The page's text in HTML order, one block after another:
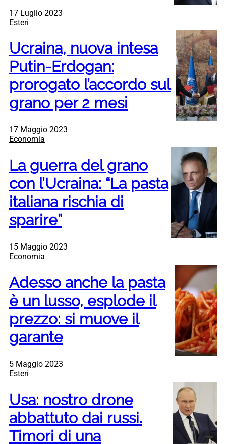
17 Luglio 2023
Esteri
Ucraina, nuova intesa
Putin-Erdogan:
prorogato l’accordo sul
grano per 2 mesi
17 Maggio 2023
Economia
La guerra del grano
con l’Ucraina: “La pasta
italiana rischia di
sparire”
15 Maggio 2023
Economia
Adesso anche la pasta
è un lusso, esplode il
prezzo: si muove il
garante
5 Maggio 2023
Esteri
Usa: nostro drone
abbattuto dai russi.
Timori di una